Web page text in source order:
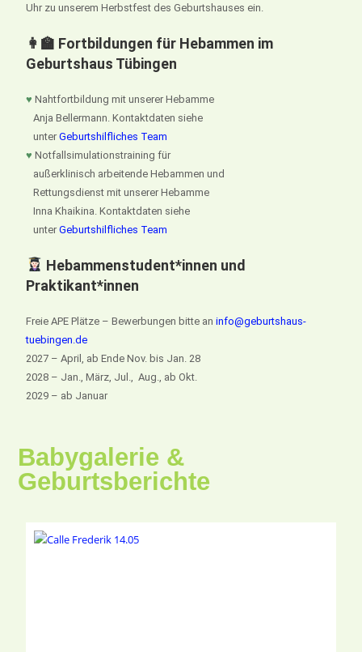
Uhr zu unserem Herbstfest des Geburtshauses ein.
👩‍🏫 Fortbildungen für Hebammen im
Geburtshaus Tübingen
♥ Nahtfortbildung mit unserer Hebamme
Anja Bellermann. Kontaktdaten siehe
unterGeburtshilfliches Team
♥ Notfallsimulationstraining für
außerklinisch arbeitende Hebammen und
Rettungsdienst mit unserer Hebamme
Inna Khaikina. Kontaktdaten siehe
unterGeburtshilfliches Team
Hebammenstudent*innen und
Praktikant*innen
Freie APE Plätze – Bewerbungen bitte aninfo@geburtshaus-
tuebingen.de
2027 – April, ab Ende Nov. bis Jan. 28
2028 – Jan., März, Jul., Aug., ab Okt.
2029 – ab Januar
Babygalerie &
Geburtsberichte